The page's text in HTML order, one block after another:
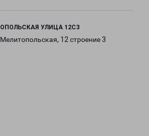
УЛИЦА 12С3
12 строение 3